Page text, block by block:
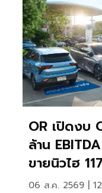
OR เปิดงบ
ล้าน
ขายนิวไฮ
06 ส.ค. 2569 |